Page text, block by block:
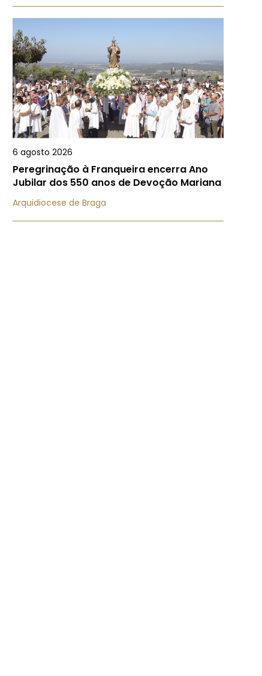
6 agosto 2026
Peregrinação à Franqueira encerra Ano
Jubilar dos 550 anos de Devoção Mariana
Arquidiocese de Braga